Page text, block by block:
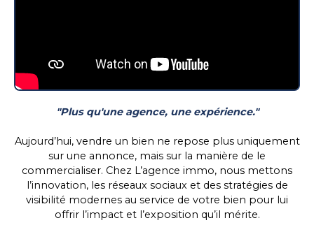
"Plus qu'une agence, une expérience."
Aujourd’hui, vendre un bien ne repose plus uniquement
sur une annonce, mais sur la manière de le
commercialiser. Chez L’agence immo, nous mettons
l’innovation, les réseaux sociaux et des stratégies de
visibilité modernes au service de votre bien pour lui
offrir l’impact et l’exposition qu’il mérite.